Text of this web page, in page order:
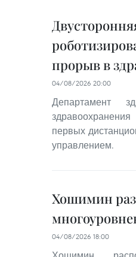
прорыв в
04/08/2026 20:00
Департамент
первых
управлением.
Хошимин
04/08/2026 18:00